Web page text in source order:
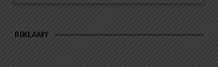
REKLAMY